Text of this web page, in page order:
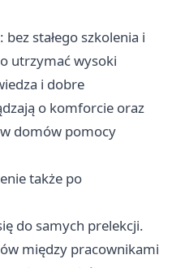
stałego szkolenia i
utrzymać wysoki
i dobre
o komforcie oraz
domów pomocy
także po
do samych prelekcji.
między pracownikami